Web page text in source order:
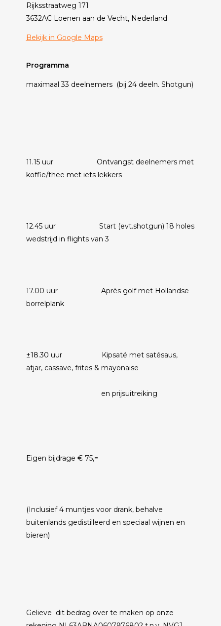
Rijksstraatweg 171
3632AC Loenen aan de Vecht, Nederland
Bekijk in Google Maps
Programma
maximaal 33 deelnemers (bij 24 deeln. Shotgun)
11.15 uur Ontvangst deelnemers met
koffie/thee met iets lekkers
12.45 uur Start (evt.shotgun) 18 holes
wedstrijd in flights van 3
17.00 uur Après golf met Hollandse
borrelplank
±18.30 uur Kipsaté met satésaus,
atjar, cassave, frites & mayonaise
en prijsuitreiking
Eigen bijdrage € 75,=
(Inclusief 4 muntjes voor drank, behalve
buitenlands gedistilleerd en speciaal wijnen en
bieren)
Gelieve dit bedrag over te maken op onze